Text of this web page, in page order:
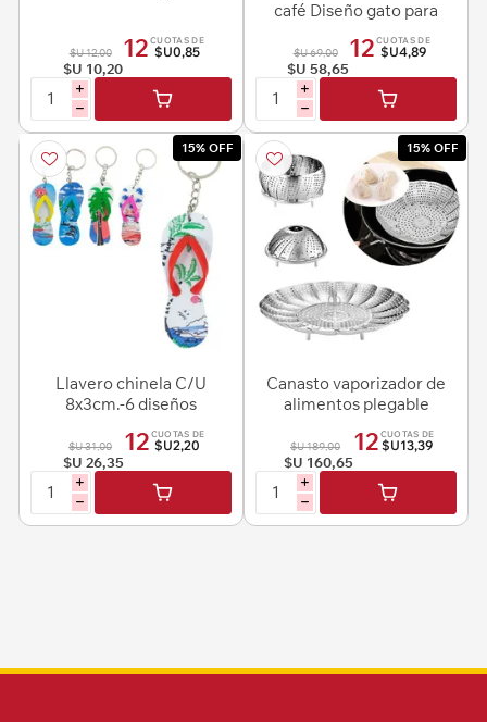
$U 12,00
$U 10,20
12 CUOTAS DE
$U0,85
i
h
café Diseño gato para
taza - Acero Inox
$U 69,00
$U 58,65
12 CUOTAS DE
$U4,89
i
h
15% OFF
Llavero chinela C/U
8x3cm.-6 diseños
$U 31,00
$U 26,35
12 CUOTAS DE
$U2,20
i
h
15% OFF
Canasto vaporizador de
alimentos plegable
$U 189,00
$U 160,65
12 CUOTAS DE
$U13,39
i
h